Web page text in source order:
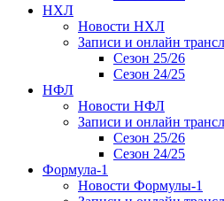
НХЛ
Новости НХЛ
Записи и онлайн
Сезон 25/26
Сезон 24/25
НФЛ
Новости НФЛ
Записи и онлайн
Сезон 25/26
Сезон 24/25
Формула-1
Новости Формулы-1